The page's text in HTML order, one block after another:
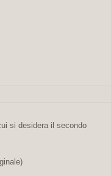
si desidera il secondo